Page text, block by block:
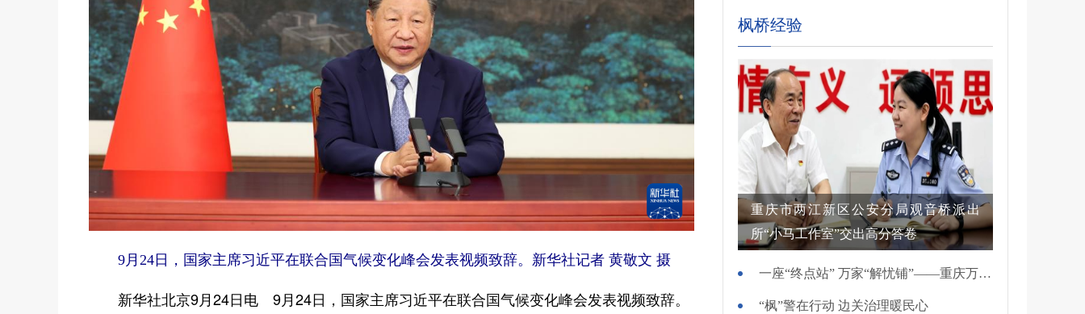
9月24日，国家主席习近平在联合国气候变化峰会发表视频致辞。新华社记者 黄敬文 摄
新华社北京9月24日电 9月24日，国家主席习近平在联合国气候变化峰会发表视频致辞。
枫桥经验
重庆市两江新区公安分局观音桥派出
所“小马工作室”交出高分答卷
一座“终点站” 万家“解忧铺”——重庆万州综治中心基层治理创新实践观察
“枫”警在行动 边关治理暖民心